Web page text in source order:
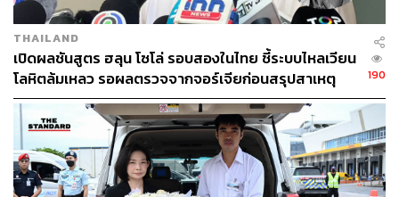
แห่งทุนวัฒนธรรมที่ยั่งยืนและเครือข่ายย่านวัฒนธรรมชุมชน
โดยมหาวิทยาลัยศิลปากร ซึ่งได้รับทุนจากหน่วยบริหารและ
จัดการทุนด้านการพัฒนาระดับพื้นที่ (บพท.) และกระทรวง
การอุดมศึกษา วิทยาศาสตร์ วิจัยและนวัตกรรม (อว.) โดยมี
ดร.ธนภณ วัฒนกุล นักวิจัยหลัก เป็นผู้ดำเนินการขับเคลื่อน
งานวิจัยในพื้นที่ และ ดร.สีลาภรณ์ บัวสาย เป็นประธาน
อนุกรรมการที่ปรึกษาการขับเคลื่อน วิทยสถาน ‘ธัชภูมิ’ เพื่อ
การพัฒนาพื้นที่
THAILAND
เปิดผลชันสูตร ฮลุน โซโล่ รอบสองในไทย ชี้ระบบไหลเวียน
โลหิตล้มเหลว รอผลตรวจจากจอร์เจียก่อนสรุปสาเหตุ
ทางการ
190